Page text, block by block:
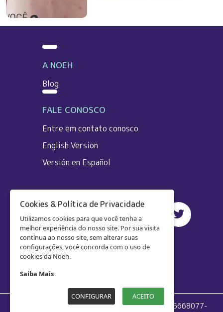
A NOEH
Blog
FALE CONOSCO
Entre em contato conosco
English Version
Versión en Español
Anamê Ciencia e Tecnologia em Saúde
CNPJ 15668077-
Cookies & Política de Privacidade
Utilizamos cookies para que você tenha a
melhor experiência do nosso site. Por sua visita
contínua ao nosso site, sem alterar suas
configurações, você concorda com o uso de
cookies da Noeh.
Saiba Mais
CONFIGURAR ACEITO